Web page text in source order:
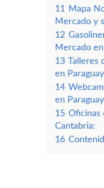
11
Mapa
Mercado y
12
Mercado
13 Talleres
en
14
en
15 Oficinas
Cantabria:
16